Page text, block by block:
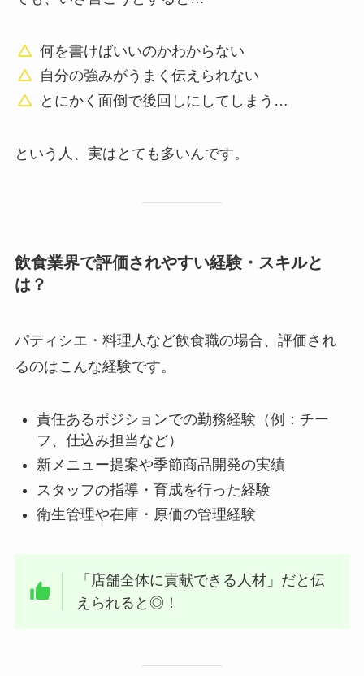
何を書けばいいのかわからない
自分の強みがうまく伝えられない
とにかく面倒で後回しにしてしまう…
という人、実はとても多いんです。
飲食業界で評価されやすい経験・スキルと
は？
パティシエ・料理人など飲食職の場合、評価され
るのはこんな経験です。
責任あるポジションでの勤務経験（例：チー
フ、仕込み担当など）
新メニュー提案や季節商品開発の実績
スタッフの指導・育成を行った経験
衛生管理や在庫・原価の管理経験
「店舗全体に貢献できる人材」だと伝
えられると◎！